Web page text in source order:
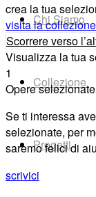
Chi Siamo
Collezione
Progetti
crea la tua
visita la
Scorrere verso
Visualizza la tua
1
Opere selezionate
Se ti interessa
selezionate, per
saremo felici di
scrivici